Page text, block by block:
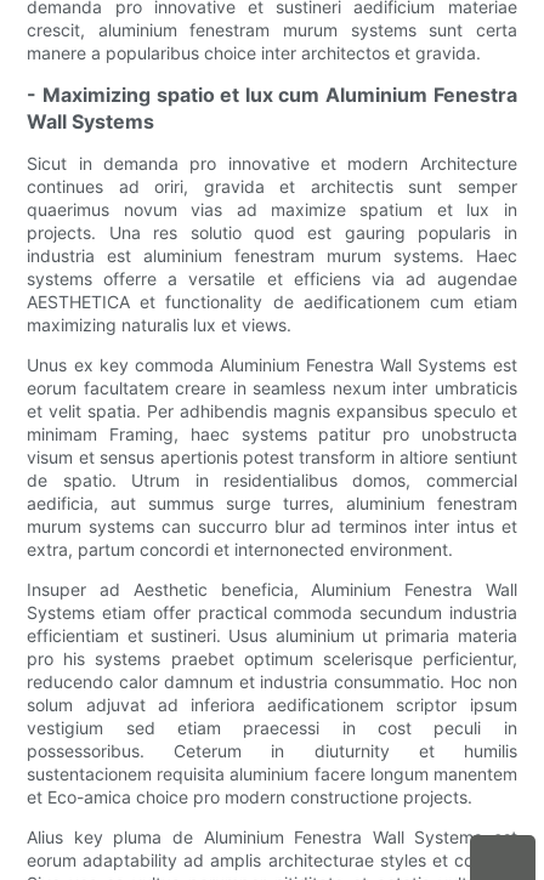
demanda pro innovative et sustineri aedificium materiae
crescit, aluminium fenestram murum systems sunt certa
manere a popularibus choice inter architectos et gravida.
- Maximizing spatio et lux cum Aluminium Fenestra
Wall Systems
Sicut in demanda pro innovative et modern Architecture
continues ad oriri, gravida et architectis sunt semper
quaerimus novum vias ad maximize spatium et lux in
projects. Una res solutio quod est gauring popularis in
industria est aluminium fenestram murum systems. Haec
systems offerre a versatile et efficiens via ad augendae
AESTHETICA et functionality de aedificationem cum etiam
maximizing naturalis lux et views.
Unus ex key commoda Aluminium Fenestra Wall Systems est
eorum facultatem creare in seamless nexum inter umbraticis
et velit spatia. Per adhibendis magnis expansibus speculo et
minimam Framing, haec systems patitur pro unobstructa
visum et sensus apertionis potest transform in altiore sentiunt
de spatio. Utrum in residentialibus domos, commercial
aedificia, aut summus surge turres, aluminium fenestram
murum systems can succurro blur ad terminos inter intus et
extra, partum concordi et internonected environment.
Insuper ad Aesthetic beneficia, Aluminium Fenestra Wall
Systems etiam offer practical commoda secundum industria
efficientiam et sustineri. Usus aluminium ut primaria materia
pro his systems praebet optimum scelerisque perficientur,
reducendo calor damnum et industria consummatio. Hoc non
solum adjuvat ad inferiora aedificationem scriptor ipsum
vestigium sed etiam praecessi in cost peculi in
possessoribus. Ceterum in diuturnity et humilis
sustentacionem requisita aluminium facere longum manentem
et Eco-amica choice pro modern constructione projects.
Alius key pluma de Aluminium Fenestra Wall Systems est
eorum adaptability ad amplis architecturae styles et consilia.